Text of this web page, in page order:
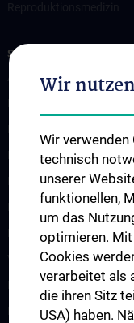
STUDIUM, AUS- UND
Abteilung für Lehre und
Doktoratsstudium
Internationale
Postgraduelle Ausbildung
Empfohlene Lehrmittel
Vorlesungsverzeichnis
Fortbildung
Erasmus Plus Projekt
Wir
Wir verwenden
technisch
unserer
funktionellen,
um das
optimieren.
Cookies
verarbeitet als
die ihren Sitz
USA) haben.